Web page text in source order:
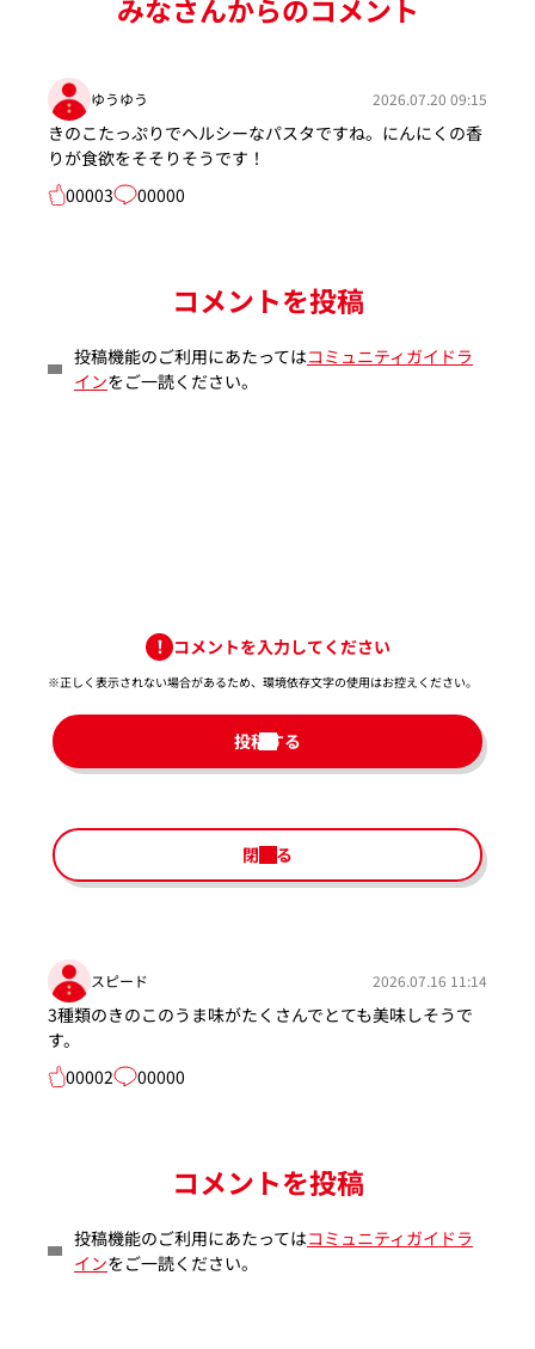
みなさんからのコメント
ゆうゆう 2026.07.20 09:15
きのこたっぷりでヘルシーなパスタですね。にんにくの香
りが食欲をそそりそうです！
00003
00000
コメントを投稿
投稿機能のご利用にあたってはコミュニティガイドラ
インをご一読ください。
コメントを入力してください
※正しく表示されない場合があるため、環境依存文字の使用はお控えください。​
投稿する
閉じる
スピード 2026.07.16 11:14
3種類のきのこのうま味がたくさんでとても美味しそうで
す。
00002
00000
コメントを投稿
投稿機能のご利用にあたってはコミュニティガイドラ
インをご一読ください。